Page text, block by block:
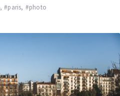
, paris, photo